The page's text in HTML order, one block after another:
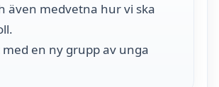
även medvetna hur vi ska
en ny grupp av unga